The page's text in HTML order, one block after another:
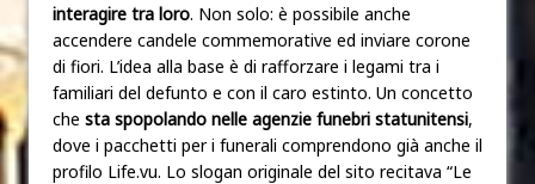
interagire tra loro. Non solo: è possibile anche
accendere candele commemorative ed inviare corone
di fiori. L’idea alla base è di rafforzare i legami tra i
familiari del defunto e con il caro estinto. Un concetto
che sta spopolando nelle agenzie funebri statunitensi,
dove i pacchetti per i funerali comprendono già anche il
profilo Life.vu. Lo slogan originale del sito recitava “Le